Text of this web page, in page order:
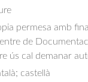
permesa amb
de
ús cal demanar
castellà